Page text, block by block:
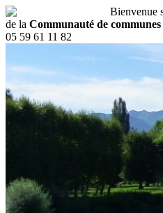
Bienvenue
de la Communauté de
05 59 61 11 82